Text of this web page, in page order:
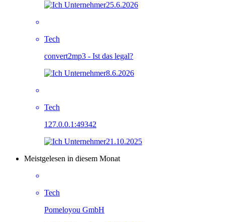
25.6.2026
Tech
convert2mp3 - Ist das legal?
8.6.2026
Tech
127.0.0.1:49342
21.10.2025
Meistgelesen in diesem Monat
Tech
Pomeloyou GmbH